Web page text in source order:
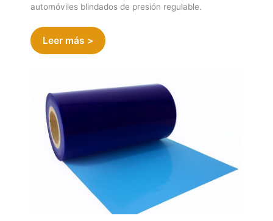
automóviles blindados de presión regulable.
Leer más >